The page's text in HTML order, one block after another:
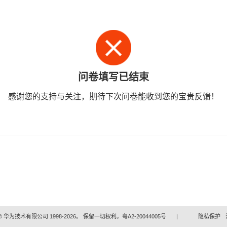
问卷填写已结束
感谢您的支持与关注，期待下次问卷能收到您的宝贵反馈！
华为技术有限公司 1998-2026。 保留一切权利。粤A2-20044005号 | 隐私保护